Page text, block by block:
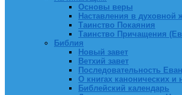
Основы веры
Наставления в духовной
Таинство Покаяния
Таинство Причащения
Библия
Новый завет
Ветхий завет
Последовательность
О книгах канонических и
Библейский календарь